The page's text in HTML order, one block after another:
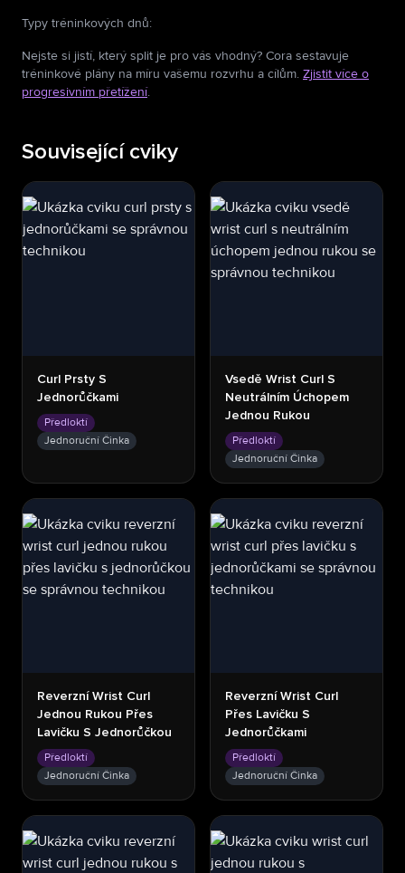
Typy tréninkových dnů:
Nejste si jistí, který split je pro vás vhodný? Cora sestavuje
tréninkové plány na míru vašemu rozvrhu a cílům. Zjistit více o
progresivním přetížení.
Související cviky
Curl Prsty S
Jednorůčkami
Předloktí
Jednoruční Činka
Vsedě Wrist Curl S
Neutrálním Úchopem
Jednou Rukou
Předloktí
Jednoruční Činka
Reverzní Wrist Curl
Jednou Rukou Přes
Lavičku S Jednorůčkou
Předloktí
Jednoruční Činka
Reverzní Wrist Curl
Přes Lavičku S
Jednorůčkami
Předloktí
Jednoruční Činka